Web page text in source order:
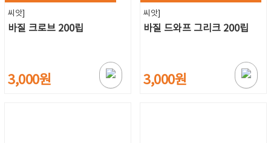
씨앗]
바질 크로브 200립
3,000원
씨앗]
바질 드와프 그리크 200립
3,000원